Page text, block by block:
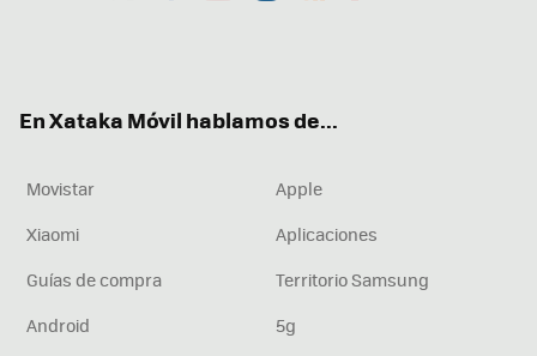
En Xataka Móvil hablamos de...
Movistar
Apple
Xiaomi
Aplicaciones
Guías de compra
Territorio Samsung
Android
5g